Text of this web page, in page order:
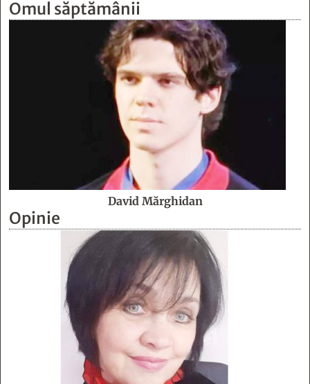
Omul săptămânii
David Mărghidan
Opinie